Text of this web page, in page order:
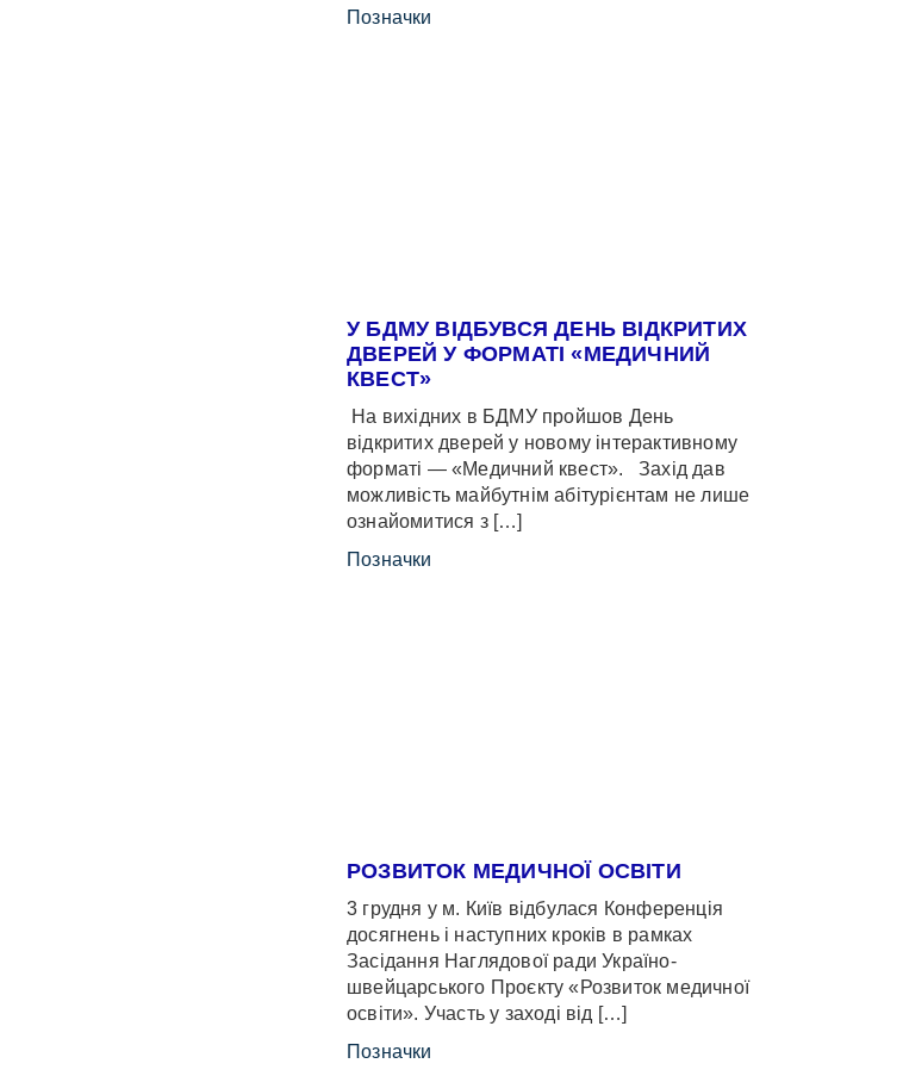
Позначки
У БДМУ ВІДБУВСЯ ДЕНЬ ВІДКРИТИХ
ДВЕРЕЙ У ФОРМАТІ «МЕДИЧНИЙ
КВЕСТ»
На вихідних в БДМУ пройшов День
відкритих дверей у новому інтерактивному
форматі — «Медичний квест». Захід дав
можливість майбутнім абітурієнтам не лише
ознайомитися з […]
Позначки
РОЗВИТОК МЕДИЧНОЇ ОСВІТИ
3 грудня у м. Київ відбулася Конференція
досягнень і наступних кроків в рамках
Засідання Наглядової ради Україно-
швейцарського Проєкту «Розвиток медичної
освіти». Участь у заході від […]
Позначки